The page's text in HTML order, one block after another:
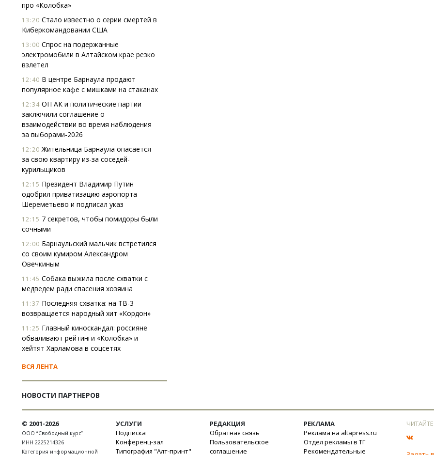
про «Колобка»
13:20 Стало известно о серии смертей в
Киберкомандовании США
13:00 Спрос на подержанные
электромобили в Алтайском крае резко
взлетел
12:40 В центре Барнаула продают
популярное кафе с мишками на стаканах
12:34 ОП АК и политические партии
заключили соглашение о
взаимодействии во время наблюдения
за выборами-2026
12:20 Жительница Барнаула опасается
за свою квартиру из-за соседей-
курильщиков
12:15 Президент Владимир Путин
одобрил приватизацию аэропорта
Шереметьево и подписал указ
12:15 7 секретов, чтобы помидоры были
сочными
12:00 Барнаульский мальчик встретился
со своим кумиром Александром
Овечкиным
11:45 Собака выжила после схватки с
медведем ради спасения хозяина
11:37 Последняя схватка: на ТВ-3
возвращается народный хит «Кордон»
11:25 Главный киноскандал: россияне
обваливают рейтинги «Колобка» и
хейтят Харламова в соцсетях
ВСЯ ЛЕНТА
НОВОСТИ ПАРТНЕРОВ
© 2001-2026
ООО “Свободный курс”
ИНН 2225214326
Категория информационной
УСЛУГИ
Подписка
Конференц-зал
Типография "Алт-принт"
РЕДАКЦИЯ
Обратная связь
Пользовательское
соглашение
РЕКЛАМА
Реклама на altapress.ru
Отдел рекламы в ТГ
Рекомендательные